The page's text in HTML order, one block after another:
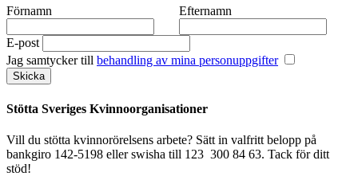
Förnamn Efternamn
E-post
Jag samtycker till behandling av mina personuppgifter
Stötta Sveriges Kvinnoorganisationer
Vill du stötta kvinnorörelsens arbete? Sätt in valfritt belopp på
bankgiro 142-5198 eller swisha till 123 300 84 63. Tack för ditt
stöd!